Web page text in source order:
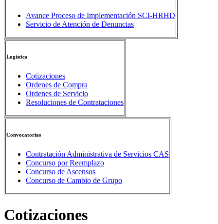
Avance Proceso de Implementación SCI-HRHD
Servicio de Atención de Denuncias
Logistica
Cotizaciones
Ordenes de Compra
Ordenes de Servicio
Resoluciones de Contrataciones
Convocatorias
Contratación Administrativa de Servicios CAS
Concurso por Reemplazo
Concurso de Ascensos
Concurso de Cambio de Grupo
Cotizaciones